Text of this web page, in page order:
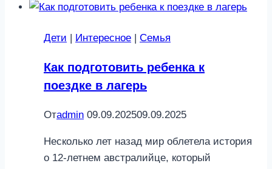
Дети Интересное Семья
Как подготовить ребенка к
поездке в лагерь
Отadmin 09.09.202509.09.2025
Несколько лет назад мир облетела история
о 12-летнем австралийце, который